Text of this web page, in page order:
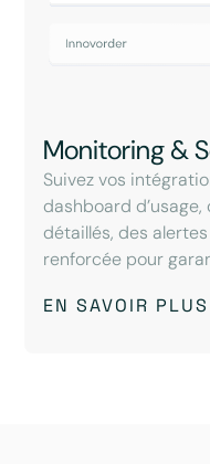
Monitoring &
Suivez vos
dashboard
détaillés, des
renforcée pour
EN SAVOIR PLUS